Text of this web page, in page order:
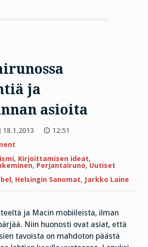
ja
asioita
18.1.2013
12:51
päivälehtiä
ja
ihmiskunnan
asioita
, Kirjoittamisen ideat,
, Perjantairuno, Uutiset
, Helsingin Sanomat, Jarkko Laine
ja Macin mobiileista, ilman
Niin huonosti ovat asiat, että
tavoista on mahdoton päästä